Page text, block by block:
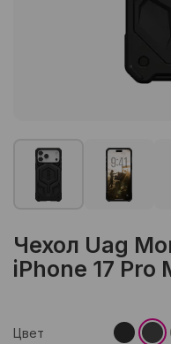
Чехол Uag
iPhone 17 Pro
Цвет